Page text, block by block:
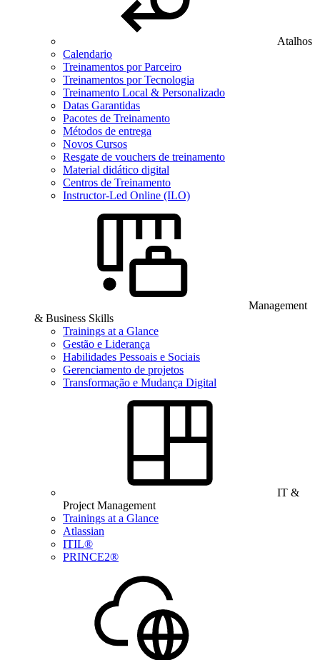
Atalhos
Calendario
Treinamentos por Parceiro
Treinamentos por Tecnologia
Treinamento Local & Personalizado
Datas Garantidas
Pacotes de Treinamento
Métodos de entrega
Novos Cursos
Resgate de vouchers de treinamento
Material didático digital
Centros de Treinamento
Instructor-Led Online (ILO)
Management
& Business Skills
Trainings at a Glance
Gestão e Liderança
Habilidades Pessoais e Sociais
Gerenciamento de projetos
Transformação e Mudança Digital
IT &
Project Management
Trainings at a Glance
Atlassian
ITIL®
PRINCE2®